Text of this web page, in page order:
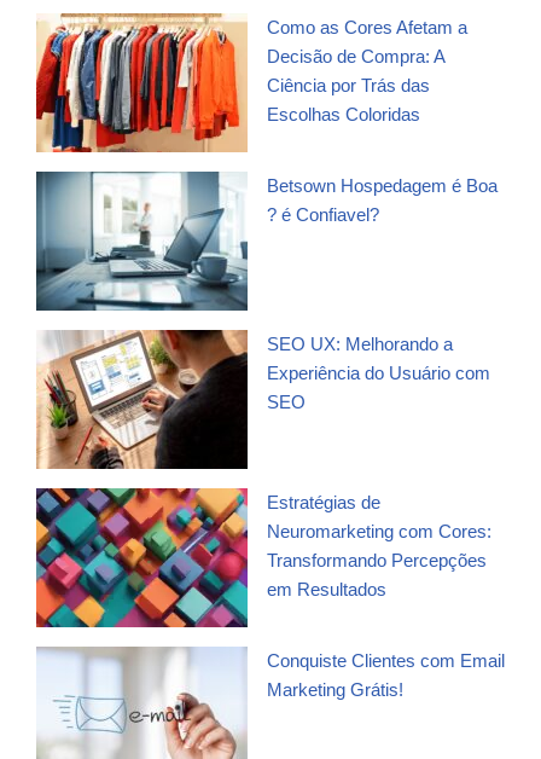
Como as Cores Afetam a
Decisão de Compra: A
Ciência por Trás das
Escolhas Coloridas
Betsown Hospedagem é Boa
? é Confiavel?
SEO UX: Melhorando a
Experiência do Usuário com
SEO
Estratégias de
Neuromarketing com Cores:
Transformando Percepções
em Resultados
Conquiste Clientes com Email
Marketing Grátis!